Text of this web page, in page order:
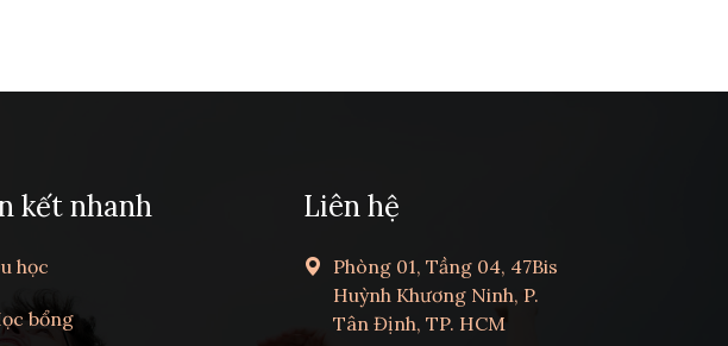
kết nhanh
học
bổng
Liên hệ
Phòng 01, Tầng 04, 47Bis
Huỳnh Khương Ninh, P.
Tân Định, TP. HCM